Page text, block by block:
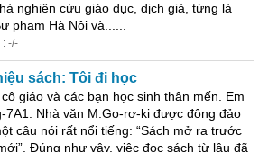
nghiên cứu giáo dục, dịch giả, từng là
phạm Hà Nội và......
-/-
sách: Tôi đi học
giáo và các bạn học sinh thân mến. Em
7A1. Nhà văn M.Go-rơ-ki được đông đảo
câu nói rất nổi tiếng: “Sách mở ra trước
Đúng như vậy, việc đọc sách từ lâu đã